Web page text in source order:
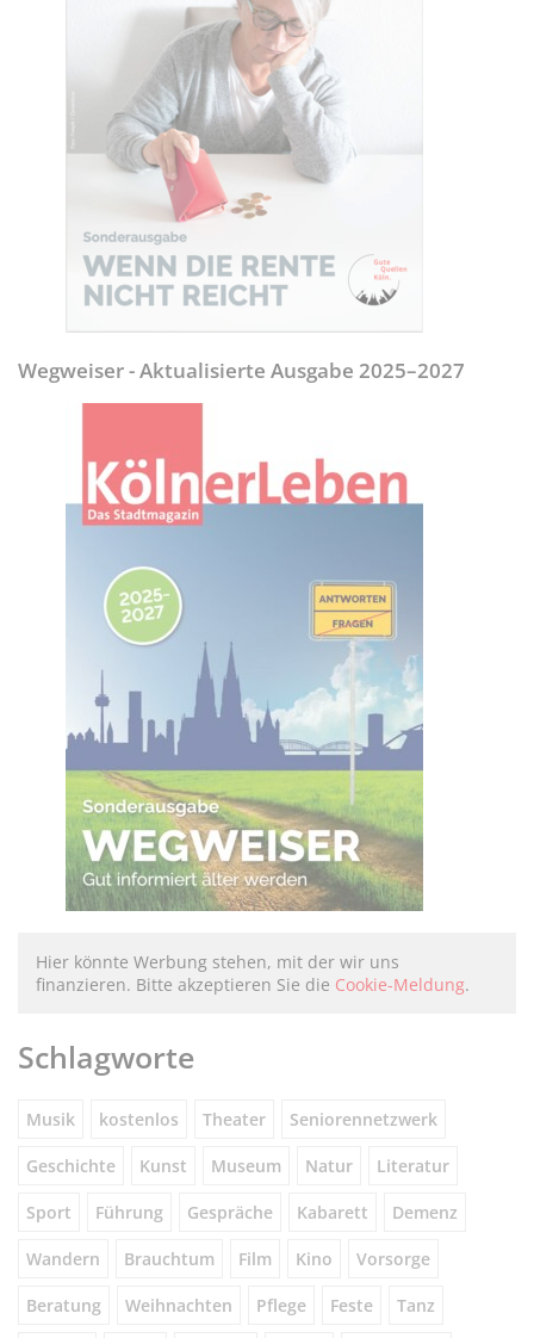
Wegweiser - Aktualisierte Ausgabe 2025–2027
Hier könnte Werbung stehen, mit der wir uns
finanzieren. Bitte akzeptieren Sie die Cookie-Meldung.
Schlagworte
Musik kostenlos Theater Seniorennetzwerk
Geschichte Kunst Museum Natur Literatur
Sport Führung Gespräche Kabarett Demenz
Wandern Brauchtum Film Kino Vorsorge
Beratung Weihnachten Pflege Feste Tanz